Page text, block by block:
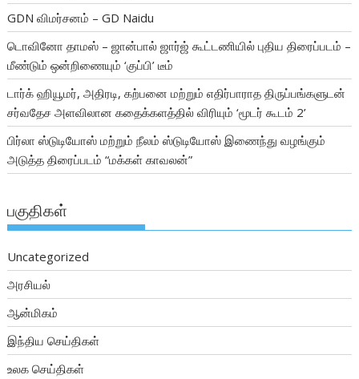
GDN விமர்சனம் – GD Naidu
டொவினோ தாமஸ் – ஜான்பால் ஜார்ஜ் கூட்டணியில் புதிய திரைப்படம் –
மீண்டும் ஒன்றிணையும் ‘குப்பி’ டீம்
டார்க் ஹியூமர், அதிரடி, கற்பனை மற்றும் எதிர்பாராத திருப்பங்களுடன்
சர்வதேச அளவிலான கதைக்களத்தில் விரியும் ‘மூடர் கூடம் 2’
பிர்லா ஸ்டுடியோஸ் மற்றும் நீலம் ஸ்டுடியோஸ் இணைந்து வழங்கும்
அடுத்த திரைப்படம் “மக்கள் காவலன்”
பகுதிகள்
Uncategorized
அரசியல்
ஆன்மிகம்
இந்திய செய்திகள்
உலக செய்திகள்